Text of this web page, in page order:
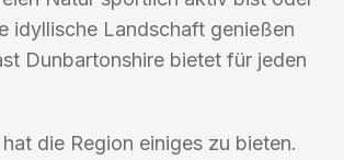
idyllische Landschaft genießen
Dunbartonshire bietet für jeden
die Region einiges zu bieten.